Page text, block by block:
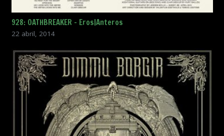
928: OATHBREAKER – Eros|Anteros
22 abril, 2014